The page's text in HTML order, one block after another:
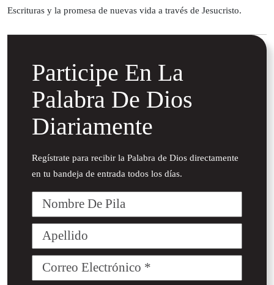
Escrituras y la promesa de nuevas vida a través de Jesucristo.
Participe En La
Palabra De Dios
Diariamente
Regístrate para recibir la Palabra de Dios directamente
en tu bandeja de entrada todos los días.
Nombre
Apellido
Correo